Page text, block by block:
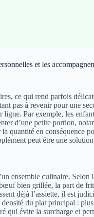
et les
ce qui rend parfois
pas à revenir pour une
Par exemple, les
d’une petite portion,
quantité en conséquence
peut être une
ensemble culinaire. Selon
bien grillée, la part de
déjà l’assiette, il est
du plat principal :
qui évite la surcharge et